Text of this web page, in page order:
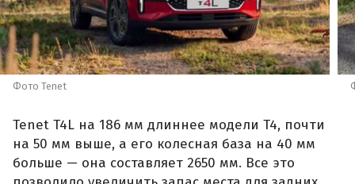
Фото Tenet
Tenet T4L на 186 мм длиннее модели T4, почти
на 50 мм выше, а его колесная база на 40 мм
больше — она составляет 2650 мм. Все это